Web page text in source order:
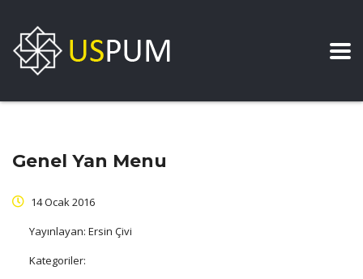
Genel Yan Menu
14 Ocak 2016
Yayınlayan: Ersin Çivi
Kategoriler: